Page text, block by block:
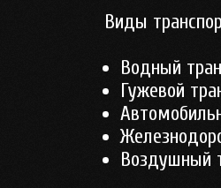
Виды
Водный
Гужевой
Воздушный